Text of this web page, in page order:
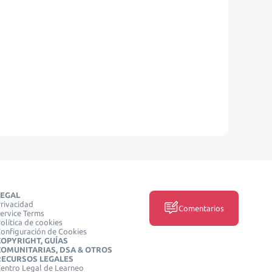
Terms
de cookies
de Cookies
GUÍAS
DSA & OTROS
LEGALES
Legal de Learneo
Comentarios